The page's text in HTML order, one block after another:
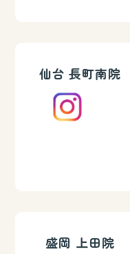
仙台 長町南院
盛岡 上田院